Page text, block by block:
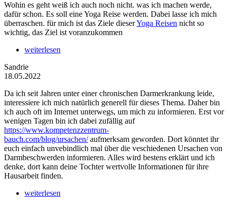
Wohin es geht weiß ich auch noch nicht. was ich machen werde,
dafür schon. Es soll eine Yoga Reise werden. Dabei lasse ich mich
überraschen. für mich ist das Ziele dieserYoga Reisen nicht so
wichtig, das Ziel ist voranzukommen
weiterlesen
Sandrie
18.05.2022
Da ich seit Jahren unter einer chronischen Darmerkrankung leide,
interessiere ich mich natürlich generell für dieses Thema. Daher bin
ich auch oft im Internet unterwegs, um mich zu informieren. Erst vor
wenigen Tagen bin ich dabei zufällig auf
https://www.kompetenzzentrum-
bauch.com/blog/ursachen/aufmerksam geworden. Dort könntet ihr
euch einfach unvebindlich mal über die veschiedenen Ursachen von
Darmbeschwerden informieren. Alles wird bestens erklärt und ich
denke, dort kann deine Tochter wertvolle Informationen für ihre
Hausarbeit finden.
weiterlesen